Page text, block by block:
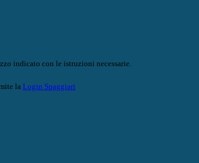
indicato con le istruzioni necessarie.
la Login Spaggiari